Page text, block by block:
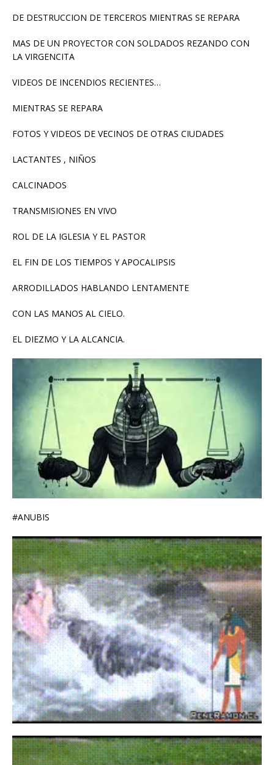
DE DESTRUCCION DE TERCEROS MIENTRAS SE REPARA
MAS DE UN PROYECTOR CON SOLDADOS REZANDO CON
LA VIRGENCITA
VIDEOS DE INCENDIOS RECIENTES…
MIENTRAS SE REPARA
FOTOS Y VIDEOS DE VECINOS DE OTRAS CIUDADES
LACTANTES , NIÑOS
CALCINADOS
TRANSMISIONES EN VIVO
ROL DE LA IGLESIA Y EL PASTOR
EL FIN DE LOS TIEMPOS Y APOCALIPSIS
ARRODILLADOS HABLANDO LENTAMENTE
CON LAS MANOS AL CIELO.
EL DIEZMO Y LA ALCANCIA.
#ANUBIS